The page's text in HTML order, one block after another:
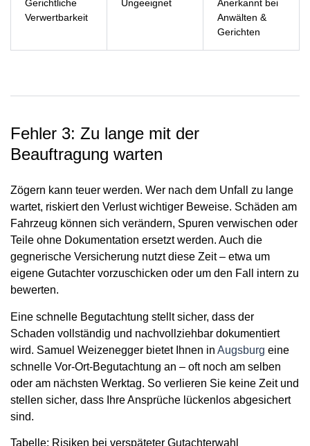
Gerichtliche
Verwertbarkeit
Ungeeignet
Anerkannt bei
Anwälten &
Gerichten
Fehler 3: Zu lange mit der
Beauftragung warten
Zögern kann teuer werden. Wer nach dem Unfall zu lange
wartet, riskiert den Verlust wichtiger Beweise. Schäden am
Fahrzeug können sich verändern, Spuren verwischen oder
Teile ohne Dokumentation ersetzt werden. Auch die
gegnerische Versicherung nutzt diese Zeit – etwa um
eigene Gutachter vorzuschicken oder um den Fall intern zu
bewerten.
Eine schnelle Begutachtung stellt sicher, dass der
Schaden vollständig und nachvollziehbar dokumentiert
wird. Samuel Weizenegger bietet Ihnen in Augsburg eine
schnelle Vor-Ort-Begutachtung an – oft noch am selben
oder am nächsten Werktag. So verlieren Sie keine Zeit und
stellen sicher, dass Ihre Ansprüche lückenlos abgesichert
sind.
Tabelle: Risiken bei verspäteter Gutachterwahl